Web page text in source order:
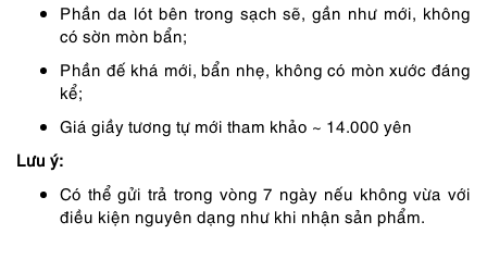
Phần da lót bên trong sạch sẽ, gần như mới, không
có sờn mòn bẩn;
Phần đế khá mới, bẩn nhẹ, không có mòn xước đáng
kể;
Giá giầy tương tự mới tham khảo ~ 14.000 yên
Lưu ý:
Có thể gửi trả trong vòng 7 ngày nếu không vừa với
điều kiện nguyên dạng như khi nhận sản phẩm.